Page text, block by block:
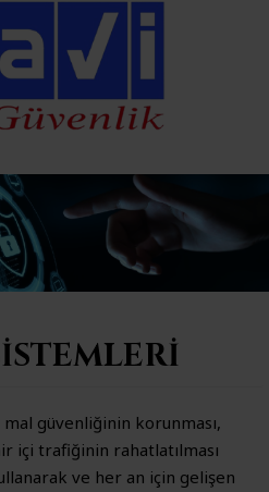
güvenliğinin korunması,
içi trafiğinin rahatlatılması
ve her an için gelişen